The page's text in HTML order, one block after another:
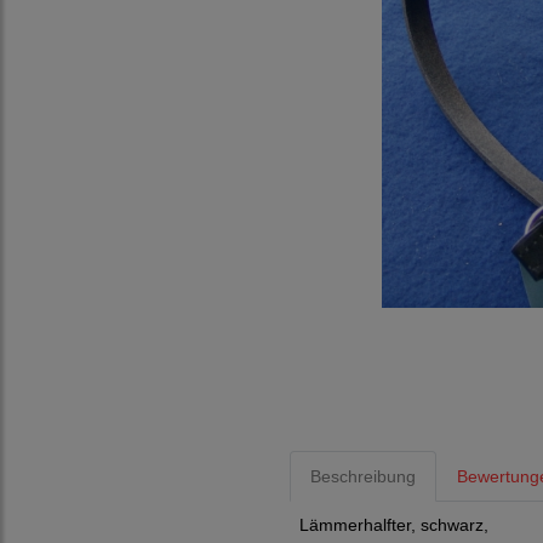
Beschreibung
Lämmerhalfter, schwarz,